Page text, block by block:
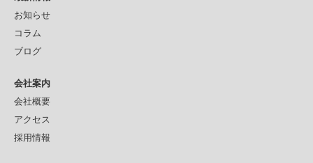
お知らせ
コラム
ブログ
会社案内
会社概要
アクセス
採用情報